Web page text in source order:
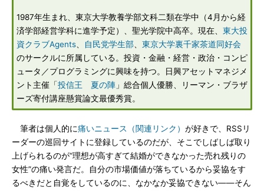
1987年生まれ、東京大学教養学部文科二類在学中（4月から経
済学部経営学科に進学予定）、聖光学院中高卒。現在、 東大投
資クラブAgents
自民党学生部
東京大学裏千家茶道同好会
のサークルに所属している。投資・金融・経営・政治・コンピ
ュータ／プログラミングに興味を持つ。日興アセットマネジメ
ント主催「投信王 夏の陣 」総合個人優勝、リーマン・ブラザ
ーズ寄付講座懸賞論文最優秀賞。
筆者は個人的に痛いニュース（関連リンク） が好きで、RSSリ
ーダーの巡回サイトに登録しているのだが、そこでしばしば取り
上げられるのが“理想が高すぎて結婚ができなかった売れ残りの
女性”の痛い発言だ。自分の市場価値が落ちているから妥協をす
るべきだと自覚をしているのに、なかなか妥協できない――そん